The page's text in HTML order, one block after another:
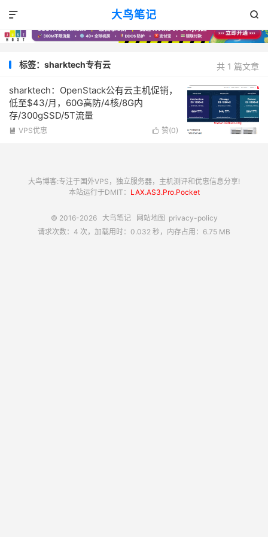
大鸟笔记 

共 1 篇文章
标签：sharktech专有云
sharktech：OpenStack公有云主机促销，
低至$43/月，60G高防/4核/8G内
存/300gSSD/5T流量
 赞(0)
 VPS优惠
大鸟博客:专注于国外VPS，独立服务器，主机测评和优惠信息分享!
本站运行于DMIT： LAX.AS3.Pro.Pocket
© 2016-2026 大鸟笔记 网站地图 privacy-policy
请求次数：4 次，加载用时：0.032 秒，内存占用：6.75 MB